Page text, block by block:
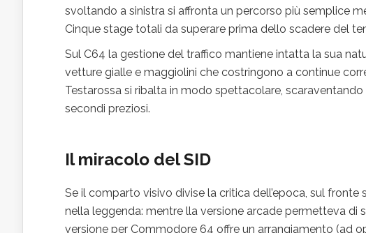
svoltando a sinistra si affronta un percorso più semplice
Cinque stage totali da superare prima dello scadere del
Sul C64 la gestione del traffico mantiene intatta la sua
vetture gialle e maggiolini che costringono a continue
Testarossa si ribalta in modo spettacolare,
secondi preziosi.
Il miracolo del SID
Se il comparto visivo divise la critica dell’epoca, sul fronte
nella leggenda: mentre lla versione arcade permetteva di
versione per Commodore 64 offre un arrangiamento (ad